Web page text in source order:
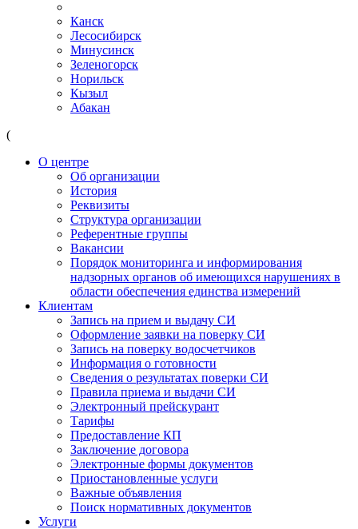
Канск
Лесосибирск
Минусинск
Зеленогорск
Норильск
Кызыл
Абакан
(
О центре
Об организации
История
Реквизиты
Структура организации
Референтные группы
Вакансии
Порядок мониторинга и информирования
надзорных органов об имеющихся нарушениях в
области обеспечения единства измерений
Клиентам
Запись на прием и выдачу СИ
Оформление заявки на поверку СИ
Запись на поверку водосчетчиков
Информация о готовности
Сведения о результатах поверки СИ
Правила приема и выдачи СИ
Электронный прейскурант
Тарифы
Предоставление КП
Заключение договора
Электронные формы документов
Приостановленные услуги
Важные объявления
Поиск нормативных документов
Услуги